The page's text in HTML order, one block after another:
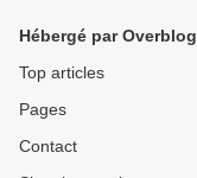
Hébergé par Overblog
Top articles
Pages
Contact